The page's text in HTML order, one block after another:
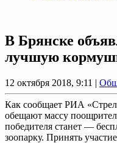
В Брянске
лучшую
12 октября 2018, 9:11 |
Как сообщает РИА
обещают массу
победителя станет —
зоопарку. Принять